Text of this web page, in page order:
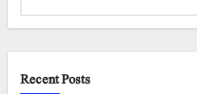
Recent Posts